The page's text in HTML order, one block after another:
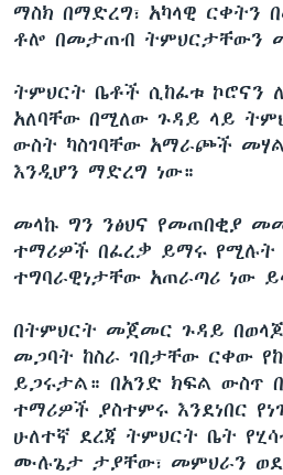
ማስክ በማድረግ፣ አካላዊ ርቀትን
ቶሎ በመታጠብ ትምህርታቸውን
ትምህርት ቤቶች ሲከፈቱ ኮሮናን
አለባቸው በሚለው ጉዳይ ላይ
ውስት ካስገባቸው አማራጮች
እንዲሆን ማድረግ ነው።
መላኩ ግን ንፅህና የመጠበቂያ
ተማሪዎች በፈረቃ ይማሩ
ተግባራዊነታቸው አጠራጣሪ ነው
በትምህርት መጀመር ጉዳይ
መጋባት ከስራ ገበታቸው ርቀው
ይጋሩታል። በአንድ ክፍል ውስጥ
ተማሪዎች ያስተምሩ እንደነበር
ሁለተኛ ደረጃ ትምህርት ቤት
ሙሉጌታ ታያቸው፣ መምህራን